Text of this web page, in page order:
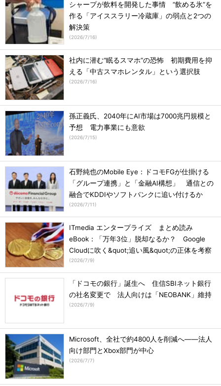
シャープが飲料を開発した事情 “飲める氷”を
作る「アイススラリー冷蔵庫」の弱点と2つの
解決策
(2026/7/16)
社内に潜む“眠るスマホ”の恐怖 初期費用を抑
える「中古スマホレンタル」という選択肢
(2026/7/16)
孫正義氏、2040年にAI市場は7000兆円規模と
予想 電力事業にも意欲
(2026/7/15)
石野純也のMobile Eye：ドコモFGが仕掛ける
「グループ連携」と「金融AI構想」 通信との
融合でKDDIやソフトバンクに追い付けるか
(2026/7/11)
ITmedia エンタープライズ まとめ読み
eBook：「万年3位」脱却なるか？ Google
Cloudに吹く&quot;追い風&quot;の正体を考察
(2026/7/9)
「ドコモの銀行」誕生へ 住信SBIネット銀行
の社名変更で 法人向けは「NEOBANK」維持
(2026/7/9)
Microsoft、全社で約4800人を削減へ――法人
向け部門とXbox部門が中心
(2026/7/7)